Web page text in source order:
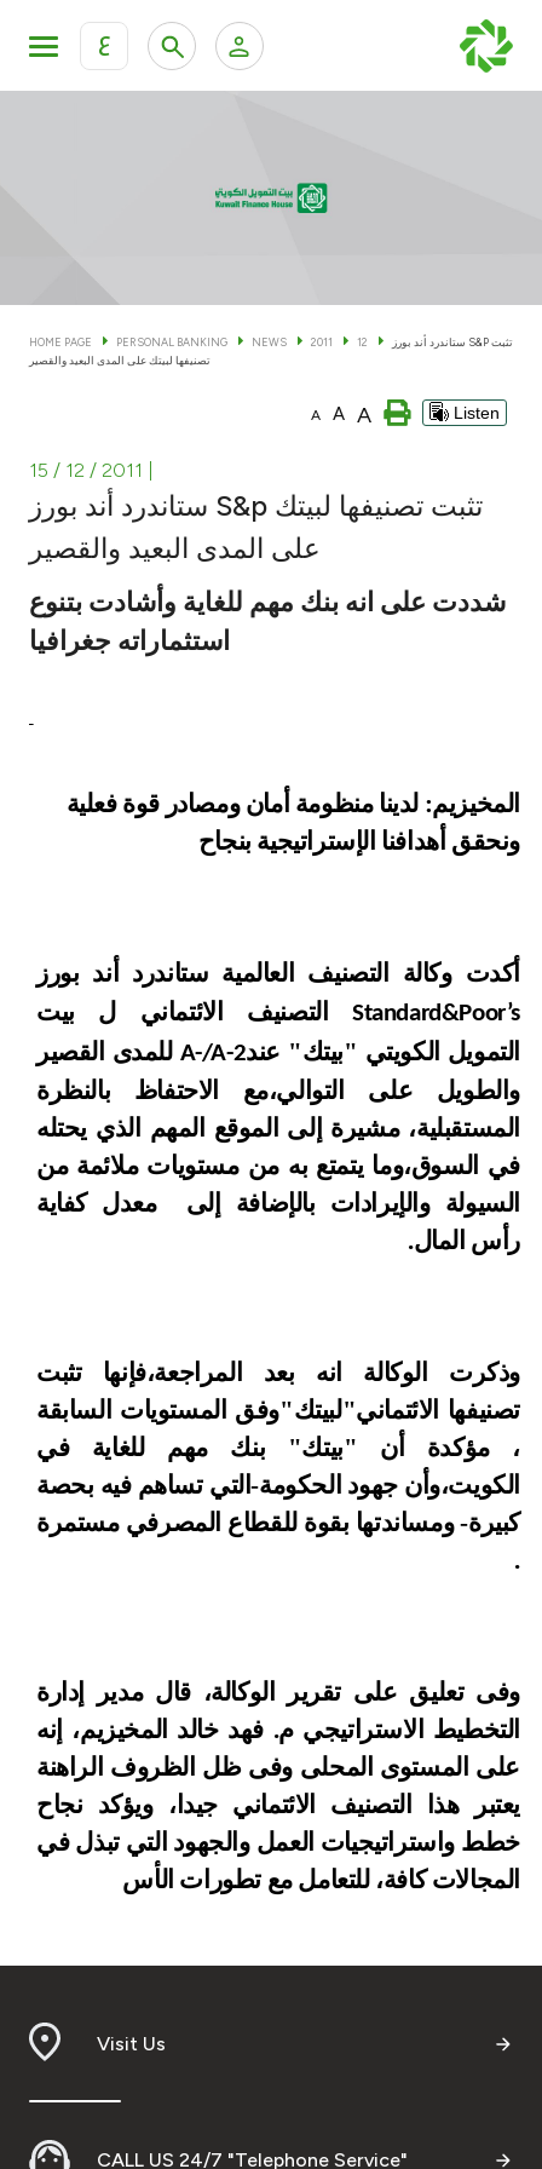
ع
KFH Online Corporate Banking Services
Cards
Banking Tiers
Investment
Ways to bank
Tools & Services
Contact us
Malaysia
Turkey
Egypt
HOME PAGE PERSONAL BANKING NEWS 2011 12
ستاندرد أند بورز S&P تثبت
تصنيفها لبيتك على المدى البعيد والقصير
A A A Listen
15 / 12 / 2011
ستاندرد أند بورز S&p تثبت تصنيفها لبيتك
على المدى البعيد والقصير
شددت على انه بنك مهم للغاية وأشادت بتنوع
استثماراته جغرافيا
المخيزيم: لدينا منظومة أمان ومصادر قوة فعلية
ونحقق أهدافنا الإستراتيجية بنجاح
أكدت وكالة التصنيف العالمية ستاندرد أند بورز
Standard&Poor’s
التصنيف الائتماني ل بيت
التمويل الكويتي "بيتك" عندA-/A-2للمدى القصير
والطويل على التوالي،مع الاحتفاظ بالنظرة
المستقبلية، مشيرة إلى الموقع المهم الذي يحتله
في السوق،وما يتمتع به من مستويات ملائمة من
السيولة والإيرادات بالإضافة إلى معدل كفاية
رأس المال.
وذكرت الوكالة انه بعد المراجعة،فإنها تثبت
تصنيفها الائتماني"لبيتك"وفق المستويات السابقة
، مؤكدة أن "بيتك" بنك مهم للغاية في
الكويت،وأن جهود الحكومة-التي تساهم فيه بحصة
كبيرة- ومساندتها بقوة للقطاع المصرفي مستمرة
.
وفى تعليق على تقرير الوكالة، قال مدير إدارة
التخطيط الاستراتيجي م. فهد خالد المخيزيم، إنه
على المستوى المحلى وفى ظل الظروف الراهنة
يعتبر هذا التصنيف الائتماني جيدا، ويؤكد نجاح
خطط واستراتيجيات العمل والجهود التي تبذل في
المجالات كافة، للتعامل مع تطورات الأس
Visit Us
CALL US 24/7 "Telephone Service"